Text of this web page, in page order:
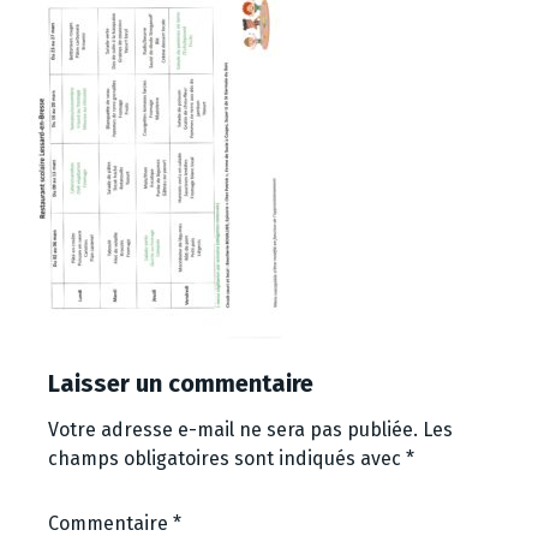
Laisser un commentaire
Votre adresse e-mail ne sera pas publiée. Les
champs obligatoires sont indiqués avec *
Commentaire *